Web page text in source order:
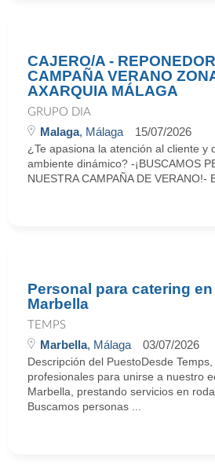
CAJERO/A -
CAMPAÑA VERANO
AXARQUIA MÁLAGA
GRUPO DIA
Malaga, Málaga 15/07/2026
¿Te apasiona la atención al cliente y
ambiente dinámico? -¡BUSCAMOS
NUESTRA CAMPAÑA DE VERANO!-
Personal para catering en
Marbella
TEMPS
Marbella, Málaga 03/07/2026
Descripción del PuestoDesde
profesionales para unirse a nuestro
Marbella, prestando servicios en
Buscamos personas ...